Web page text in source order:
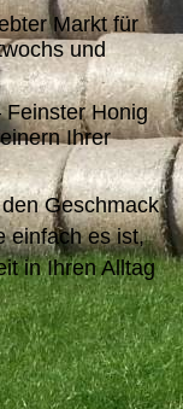
Markt für
und
Feinster Honig
Ihrer
Geschmack
einfach es ist,
in Ihren Alltag